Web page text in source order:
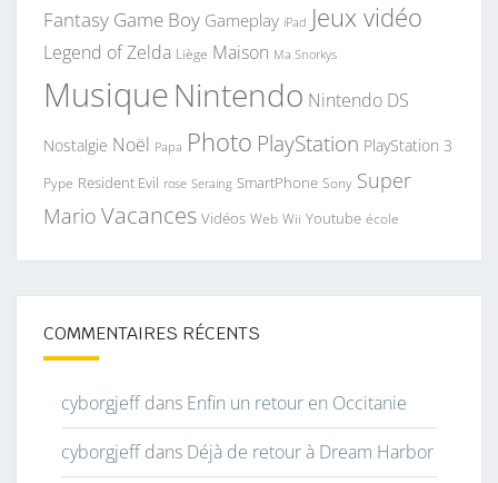
Fantasy Game Boy Gameplay iPad Jeux vidéo
Legend of Zelda Liège Maison Ma Snorkys
MusiqueNintendo Nintendo DS
Nostalgie Noël Papa Photo PlayStation PlayStation 3
Pype Resident Evil rose Seraing SmartPhone Sony Super
Mario Vacances Vidéos Web Wii Youtube école
COMMENTAIRES RÉCENTS
cyborgjeffdans Enfin un retour en Occitanie
cyborgjeffdans Déjà de retour à Dream Harbor